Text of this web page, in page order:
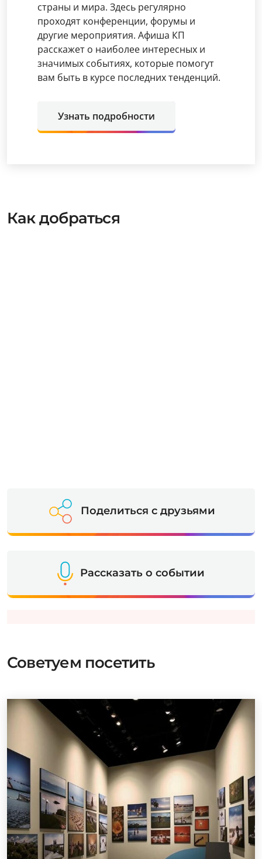
страны и мира. Здесь регулярно
проходят конференции, форумы и
другие мероприятия. Афиша КП
расскажет о наиболее интересных и
значимых событиях, которые помогут
вам быть в курсе последних тенденций.
Узнать подробности
Как добраться
Поделиться с друзьями
Рассказать о событии
Советуем посетить